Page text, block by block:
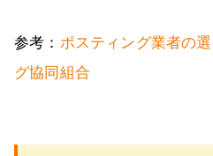
参考： ポスティング業者の
グ協同組合